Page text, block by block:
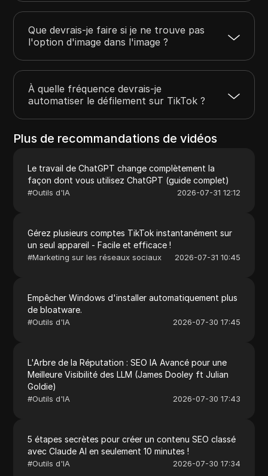
Que devrais-je faire si je ne trouve pas
l'option d'image dans l'image ?
À quelle fréquence devrais-je
automatiser le défilement sur TikTok ?
Plus de recommandations de vidéos
Le travail de ChatGPT change complètement la
façon dont vous utilisez ChatGPT (guide complet)
#Outils d'IA 2026-07-31 12:12
Gérez plusieurs comptes TikTok instantanément sur
un seul appareil - Facile et efficace !
#Marketing sur les réseaux sociaux 2026-07-31 10:45
Empêcher Windows d'installer automatiquement plus
de bloatware.
#Outils d'IA 2026-07-30 17:45
L'Arbre de la Réputation : SEO IA Avancé pour une
Meilleure Visibilité des LLM (James Dooley ft Julian
Goldie)
#Outils d'IA 2026-07-30 17:43
5 étapes secrètes pour créer un contenu SEO classé
avec Claude AI en seulement 10 minutes !
#Outils d'IA 2026-07-30 17:34